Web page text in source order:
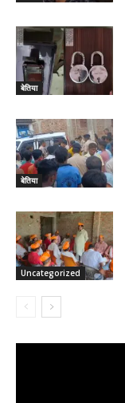
बेतिया
बेतिया
Uncategorized